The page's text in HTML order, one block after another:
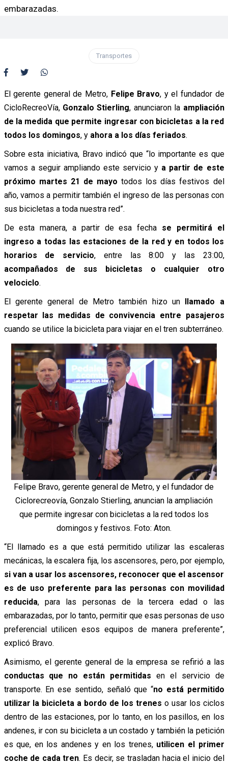
embarazadas.
Transportes
El gerente general de Metro, Felipe Bravo, y el fundador de
CicloRecreoVía, Gonzalo Stierling, anunciaron la ampliación
de la medida que permite ingresar con bicicletas a la red
todos los domingos, y ahora a los días feriados.
Sobre esta iniciativa, Bravo indicó que “lo importante es que
vamos a seguir ampliando este servicio y a partir de este
próximo martes 21 de mayo todos los días festivos del
año, vamos a permitir también el ingreso de las personas con
sus bicicletas a toda nuestra red”.
De esta manera, a partir de esa fecha se permitirá el
ingreso a todas las estaciones de la red y en todos los
horarios de servicio, entre las 8:00 y las 23:00,
acompañados de sus bicicletas o cualquier otro
velociclo.
El gerente general de Metro también hizo unllamado a
respetar las medidas de convivencia entre pasajeros
cuando se utilice la bicicleta para viajar en el tren subterráneo.
Felipe Bravo, gerente general de Metro, y el fundador de
Ciclorecreovía, Gonzalo Stierling, anuncian la ampliación
que permite ingresar con bicicletas a la red todos los
domingos y festivos. Foto: Aton.
“El llamado es a que está permitido utilizar las escaleras
mecánicas, la escalera fija, los ascensores, pero, por ejemplo,
si van a usar los ascensores, reconocer que el ascensor
es de uso preferente para las personas con movilidad
reducida, para las personas de la tercera edad o las
embarazadas, por lo tanto, permitir que esas personas de uso
preferencial utilicen esos equipos de manera preferente”,
explicó Bravo.
Asimismo, el gerente general de la empresa se refirió a las
conductas que no están permitidas en el servicio de
transporte. En ese sentido, señaló que “no está permitido
utilizar la bicicleta a bordo de los trenes o usar los ciclos
dentro de las estaciones, por lo tanto, en los pasillos, en los
andenes, ir con su bicicleta a un costado y también la petición
es que, en los andenes y en los trenes,utilicen el primer
coche de cada tren. Es decir, se trasladan hacia el inicio del